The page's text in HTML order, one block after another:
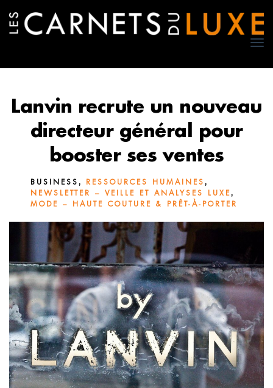
Lanvin recrute un nouveau
directeur général pour
booster ses ventes
BUSINESS , RESSOURCES HUMAINES ,
NEWSLETTER – VEILLE ET ANALYSES LUXE,
MODE – HAUTE COUTURE & PRÊT-À-PORTER